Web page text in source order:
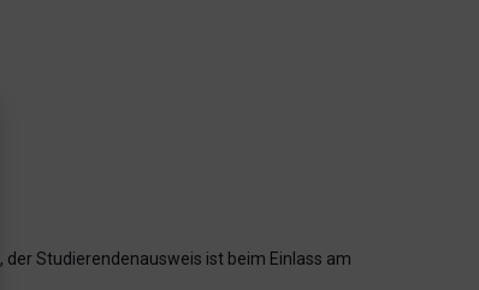
, der Studierendenausweis ist beim Einlass am